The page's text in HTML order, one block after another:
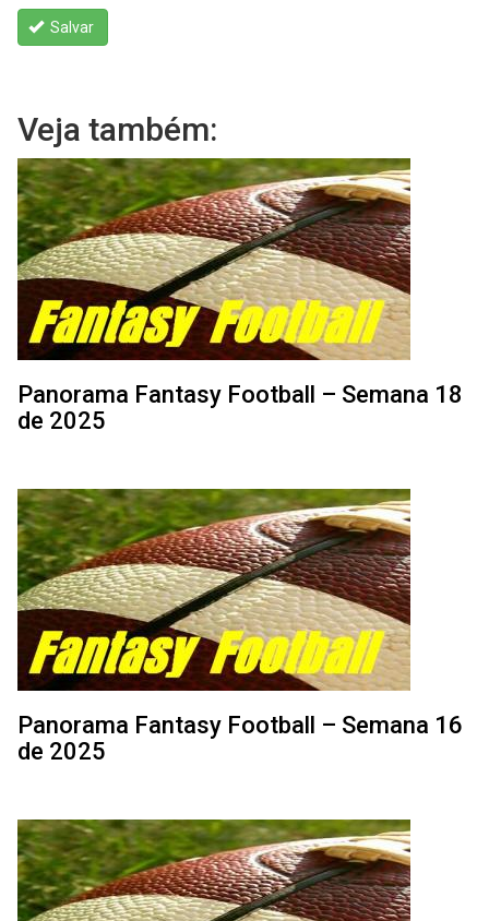
Salvar
Veja também:
Panorama Fantasy Football – Semana 18
de 2025
Panorama Fantasy Football – Semana 16
de 2025